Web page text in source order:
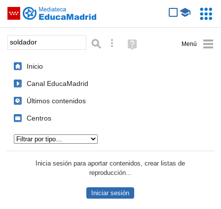
Saltar navegación
Palabra o frase: Búsqueda avanzada
Ayuda
(en
Inicio
Canal EducaMadrid
Últimos contenidos
Centros
Inicia sesión para aportar contenidos, crear listas de
reproducción...
Iniciar sesión